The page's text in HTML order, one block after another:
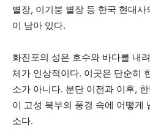
별장, 이기붕 별장 등 한국 현대
이 남아 있다.
화진포의 성은 호수와 바다를 내
체가 인상적이다. 이곳은 단순히
소가 아니다. 분단 이전과 이후,
이 고성 북부의 풍경 속에 어떻게
소다.